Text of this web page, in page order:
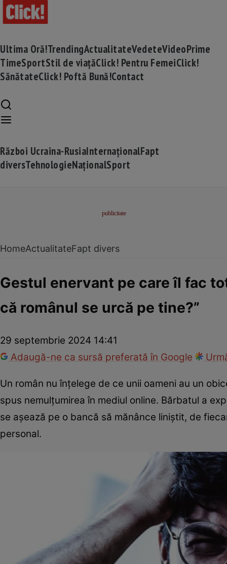
Ultima Oră!TrendingActualitateVedeteVideoPrime
TimeSportStil de viațăClick! Pentru FemeiClick!
SănătateClick! Poftă Bună!Contact
Război Ucraina-RusiaInternaționalFapt
diversTehnologieNaționalSport
HomeActualitateFapt divers
Gestul enervant pe care îl fac
că românul se urcă pe tine?”
29 septembrie 2024 14:41
Adaugă-ne ca sursă preferată în Google
Un român nu înțelege de ce unii oameni au un
spus nemulțumirea în mediul online. Bărbatul a
se așează pe o bancă să mănânce liniștit, de
personal.